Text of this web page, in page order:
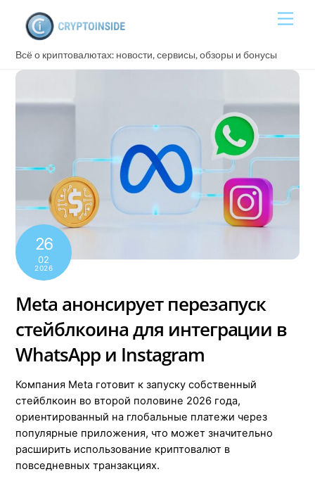
content
Всё о криптовалютах: новости, сервисы, обзоры и бонусы
26
02
2026
Meta анонсирует перезапуск
стейблкоина для интеграции в
WhatsApp и Instagram
Компания Meta готовит к запуску собственный
стейблкоин во второй половине 2026 года,
ориентированный на глобальные платежи через
популярные приложения, что может значительно
расширить использование криптовалют в
повседневных транзакциях.